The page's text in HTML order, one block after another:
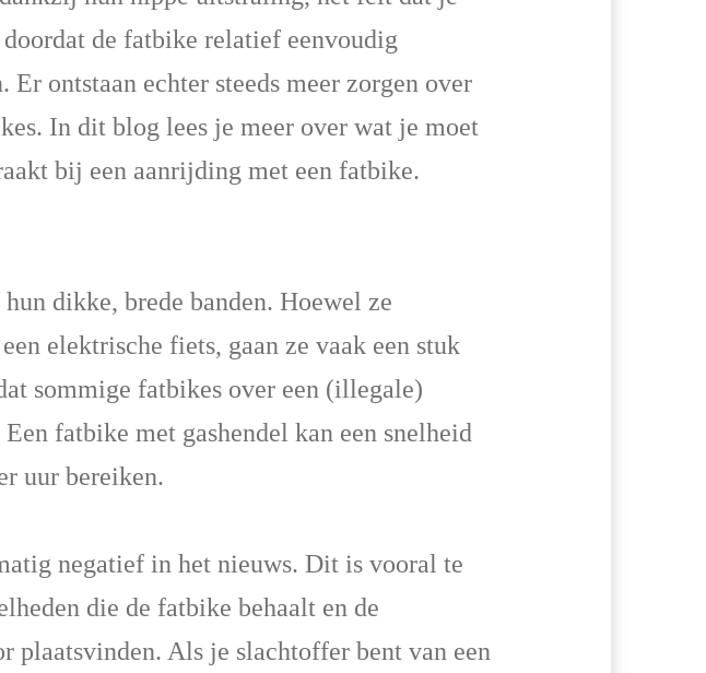
de fatbike relatief eenvoudig
Er ontstaan echter steeds meer zorgen over
In dit blog lees je meer over wat je moet
bij een aanrijding met een fatbike.
dikke, brede banden. Hoewel ze
elektrische fiets, gaan ze vaak een stuk
sommige fatbikes over een (illegale)
fatbike met gashendel kan een snelheid
uur bereiken.
negatief in het nieuws. Dit is vooral te
die de fatbike behaalt en de
plaatsvinden. Als je slachtoffer bent van een